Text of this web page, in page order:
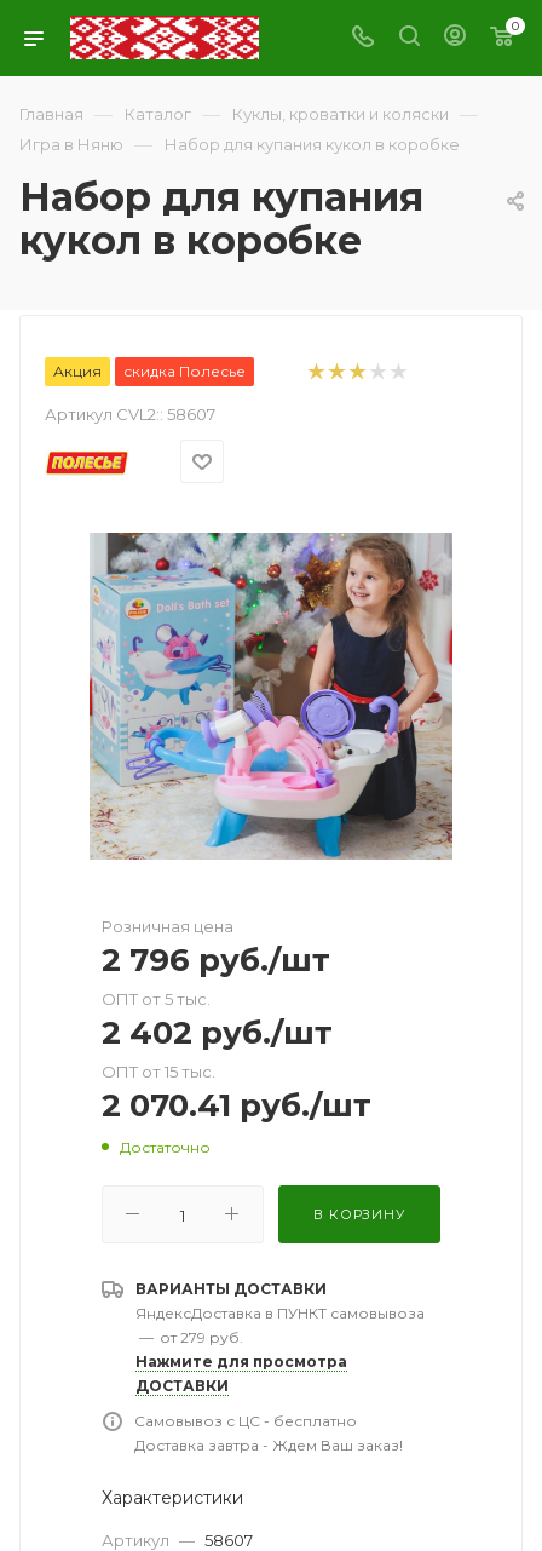
0
Главная — Каталог — Куклы, кроватки и коляски —
Игра в Няню — Набор для купания кукол в коробке
Набор для купания
кукол в коробке
Акция скидка Полесье
Артикул CVL2:: 58607
Розничная цена
2 796 руб./шт
ОПТ от 5 тыс.
2 402 руб./шт
ОПТ от 15 тыс.
2 070.41 руб./шт
Достаточно
В КОРЗИНУ
ВАРИАНТЫ ДОСТАВКИ
ЯндексДоставка в ПУНКТ самовывоза
— от 279 руб.
Нажмите для просмотра
ДОСТАВКИ
Самовывоз с ЦС - бесплатно
Доставка завтра - Ждем Ваш заказ!
Характеристики
Артикул — 58607